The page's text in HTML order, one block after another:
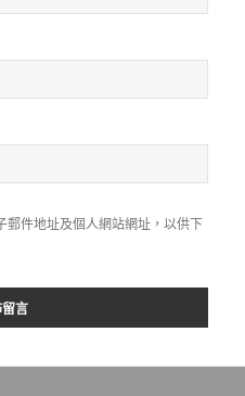
郵件地址及個人網站網址，以供下